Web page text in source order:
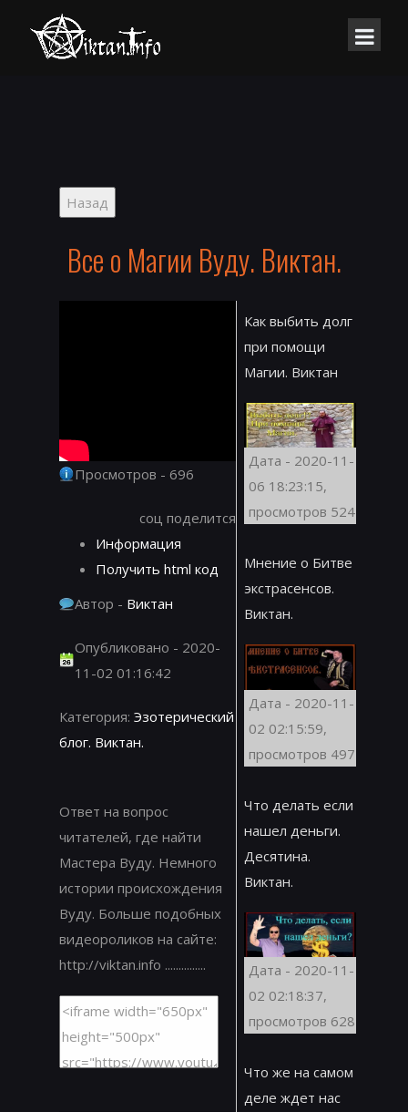
Все о Магии Вуду. Виктан.
Просмотров - 696
соц поделится
Информация
Получить html код
Автор - Виктан
Опубликовано - 2020-
11-02 01:16:42
Категория: Эзотерический
блог. Виктан.
Ответ на вопрос
читателей, где найти
Мастера Вуду. Немного
истории происхождения
Вуду. Больше подобных
видеороликов на сайте:
http://viktan.info ...............
Как выбить долг
при помощи
Магии. Виктан
Дата - 2020-11-
06 18:23:15,
просмотров 524
Мнение о Битве
экстрасенсов.
Виктан.
Дата - 2020-11-
02 02:15:59,
просмотров 497
Что делать если
нашел деньги.
Десятина.
Виктан.
Дата - 2020-11-
02 02:18:37,
просмотров 628
Что же на самом
деле ждет нас